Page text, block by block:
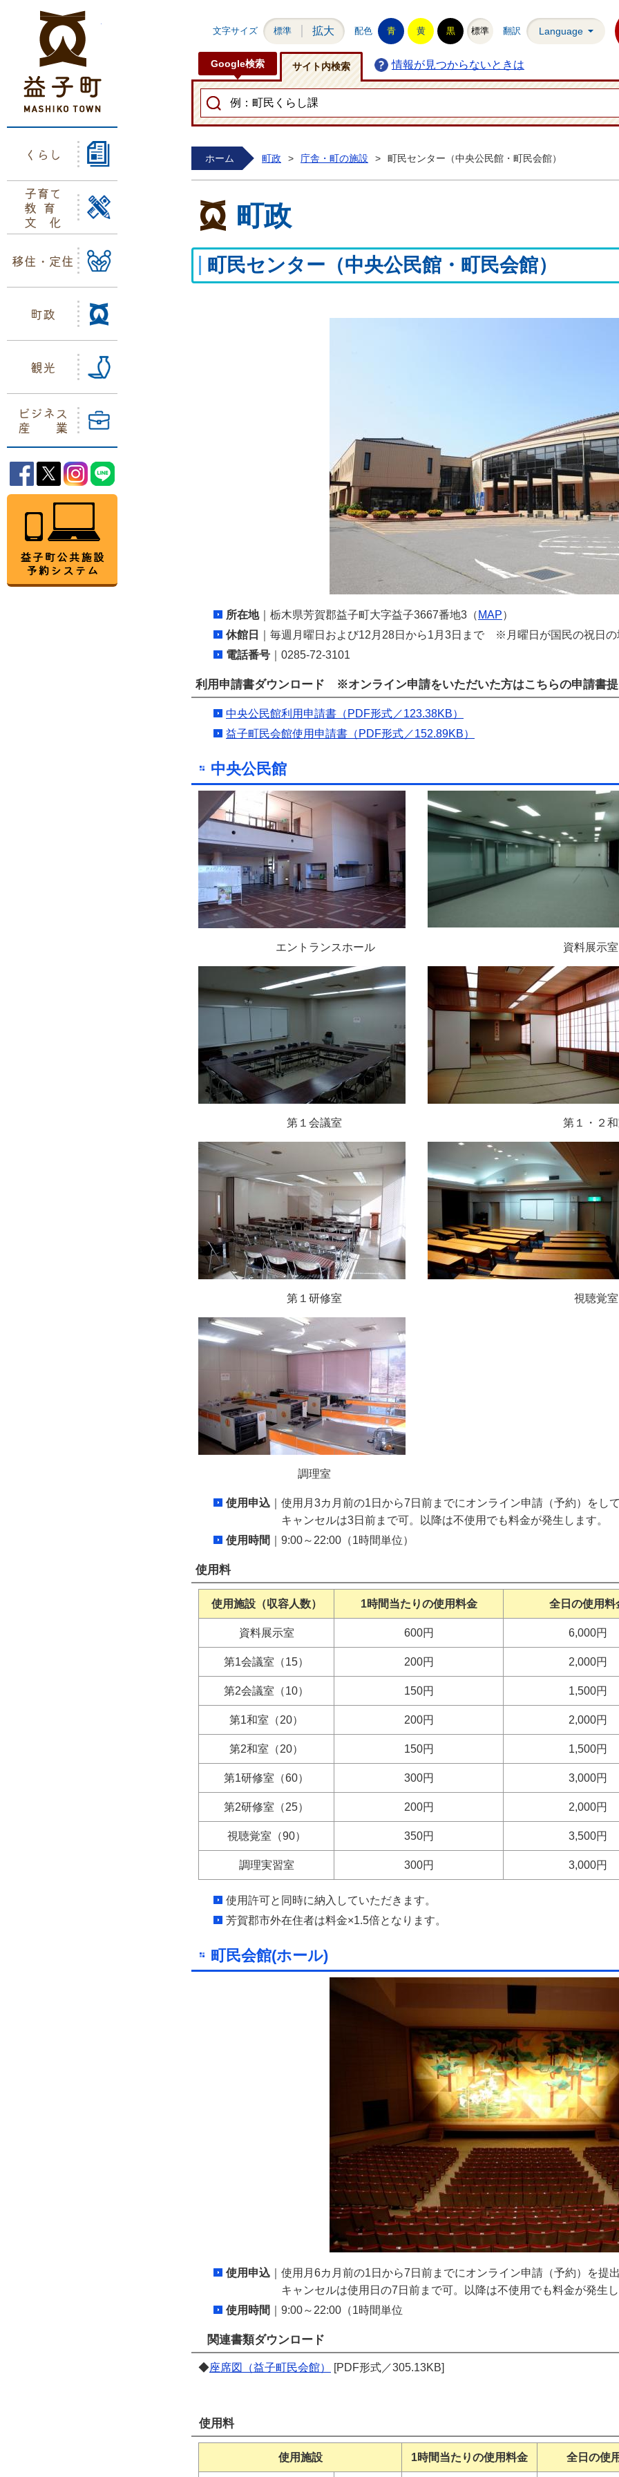
くらし
子育て
教育
文化
移住・定住
町政
観光
ビジネス
産業
益子町Facebook
益子町Twitter
益子町Instagram
文字サイズ 標準 拡大 配色 青 黄 黒 標準 翻訳 Language
Google検索 サイト内検索 情報が見つからないときは
ホーム 町政 > 庁舎・町の施設 > 町民センター（中央公民館・町民会館）
町政
町民センター（中央公民館・町民会館）
所在地｜栃木県芳賀郡益子町大字益子3667番地3（ MAP）
休館日
｜毎週月曜日および12月28日から1月3日まで ※月曜日が国民の祝日
電話番号 ｜0285-72-3101
利用申請書ダウンロード ※オンライン申請をいただいた方はこちらの申請書
中央公民館利用申請書（PDF形式／123.38KB）
益子町民会館使用申請書（PDF形式／152.89KB）
中央公民館
エントランスホール 資料展示室
第１会議室 第１・２和
第１研修室 視聴覚室
調理室
使用申込 ｜使用月3カ月前の1日から7日前までにオンライン申請（予約）をし
キャンセルは3日前まで可。以降は不使用でも料金が発生します。
使用時間
｜9:00～22:00（1時間単位）
使用料
使用施設（収容人数） 1時間当たりの使用料金 全日の使用料
資料展示室 600円 6,000円
第1会議室（15） 200円 2,000円
第2会議室（10） 150円 1,500円
第1和室（20） 200円 2,000円
第2和室（20） 150円 1,500円
第1研修室（60） 300円 3,000円
第2研修室（25） 200円 2,000円
視聴覚室（90） 350円 3,500円
調理実習室 300円 3,000円
使用許可と同時に納入していただきます。
芳賀郡市外在住者は料金×1.5倍となります。
町民会館(ホール)
使用申込 ｜使用月6カ月前の1日から7日前までにオンライン申請（予約）を提
キャンセルは使用日の7日前まで可。以降は不使用でも料金が発生し
使用時間
｜9:00～22:00（1時間単位
関連書類ダウンロード
◆座席図（益子町民会館） [PDF形式／305.13KB]
使用料
使用施設 1時間当たりの使用料金 全日の使